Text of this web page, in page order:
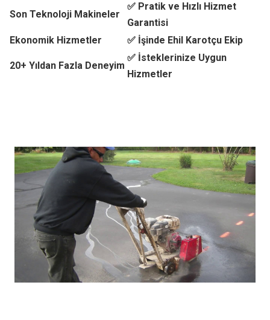
Son Teknoloji Makineler
✅ Pratik ve Hızlı Hizmet
Garantisi
Ekonomik Hizmetler
✅ İşinde Ehil Karotçu Ekip
20+ Yıldan Fazla Deneyim
✅ İsteklerinize Uygun
Hizmetler